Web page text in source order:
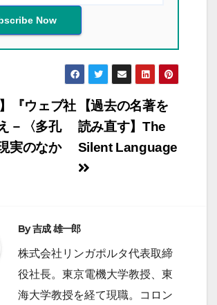
【過去の名著を
読み直す】The
Silent Language
『ウェブ社
－〈多孔
実のなか
By吉成 雄一郎
株式会社リンガポルタ代表取締
役社長。東京電機大学教授、東
海大学教授を経て現職。コロン